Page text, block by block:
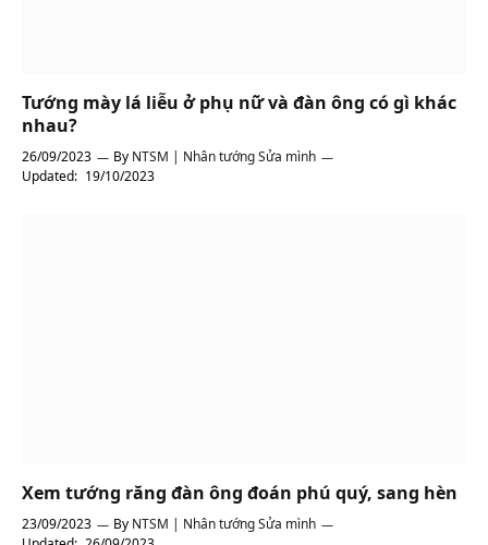
Tướng mày lá liễu ở phụ nữ và đàn ông có gì khác
nhau?
26/09/2023 By NTSM | Nhân tướng Sửa mình
Updated: 19/10/2023
Xem tướng răng đàn ông đoán phú quý, sang hèn
23/09/2023 By NTSM | Nhân tướng Sửa mình